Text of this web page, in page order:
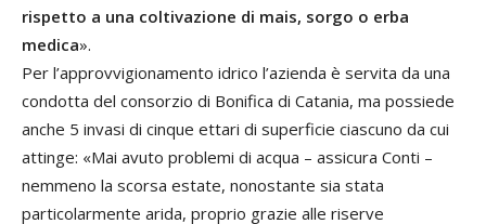
rispetto a una coltivazione di mais, sorgo o erba
medica».
Per l’approvvigionamento idrico l’azienda è servita da una
condotta del consorzio di Bonifica di Catania, ma possiede
anche 5 invasi di cinque ettari di superficie ciascuno da cui
attinge: «Mai avuto problemi di acqua – assicura Conti –
nemmeno la scorsa estate, nonostante sia stata
particolarmente arida, proprio grazie alle riserve